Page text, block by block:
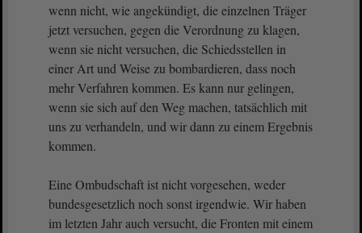
wenn nicht, wie angekündigt, die einzelnen Träger
jetzt versuchen, gegen die Verordnung zu klagen,
wenn sie nicht versuchen, die Schiedsstellen in
einer Art und Weise zu bombardieren, dass noch
mehr Verfahren kommen. Es kann nur gelingen,
wenn sie sich auf den Weg machen, tatsächlich mit
uns zu verhandeln, und wir dann zu einem Ergebnis
kommen.
Eine Ombudschaft ist nicht vorgesehen, weder
bundesgesetzlich noch sonst irgendwie. Wir haben
im letzten Jahr auch versucht, die Fronten mit einem